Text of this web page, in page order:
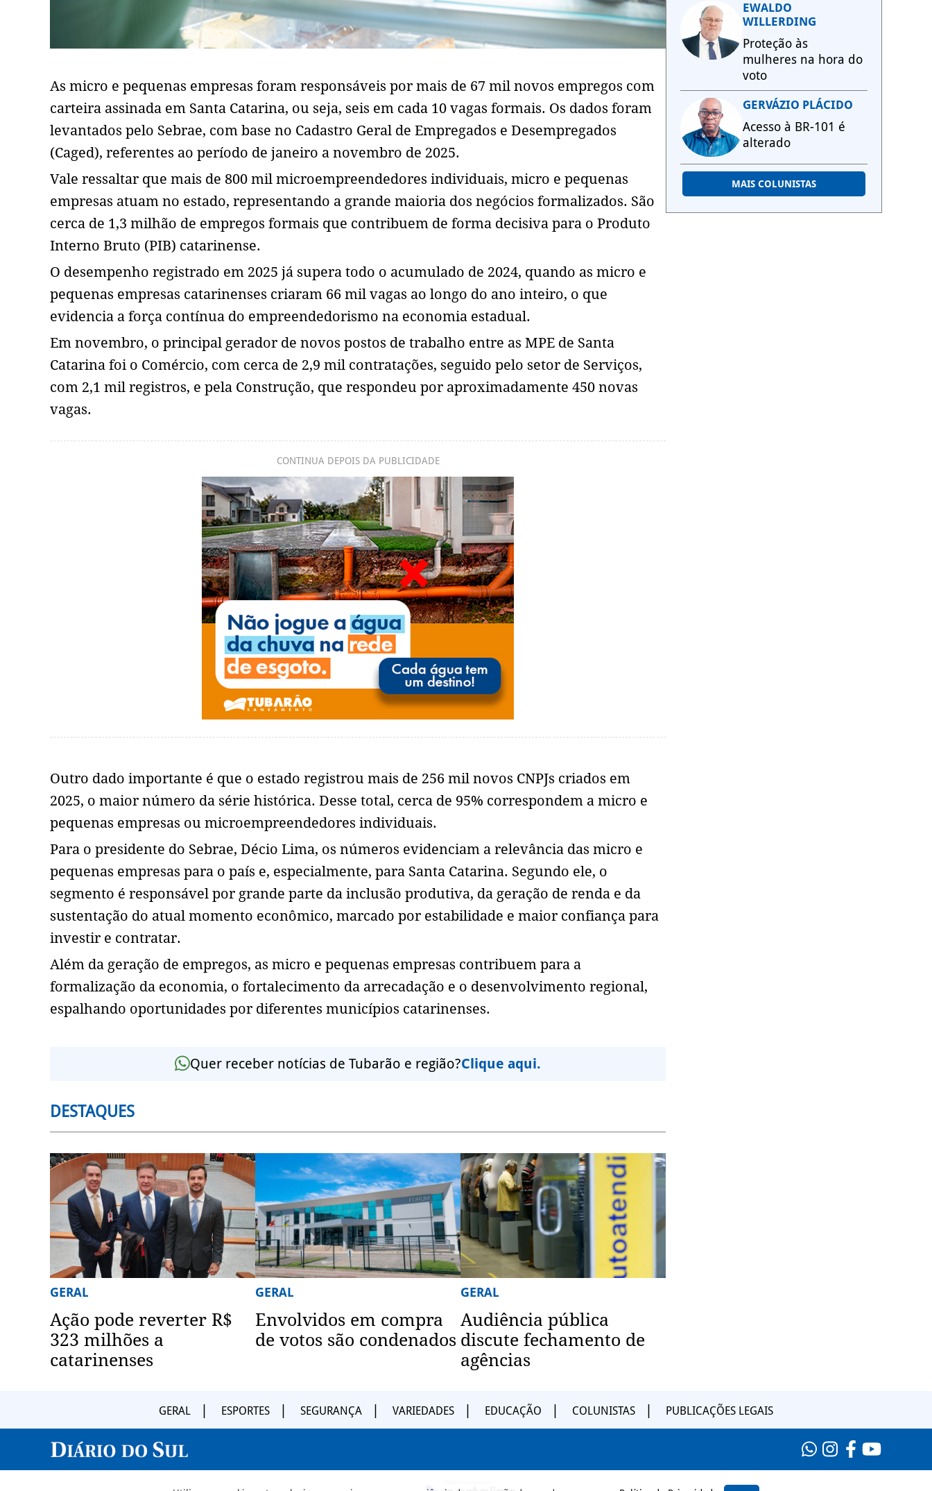
As micro e pequenas empresas foram responsáveis por mais de 67 mil novos empregos com
carteira assinada em Santa Catarina, ou seja, seis em cada 10 vagas formais. Os dados foram
levantados pelo Sebrae, com base no Cadastro Geral de Empregados e Desempregados
(Caged), referentes ao período de janeiro a novembro de 2025.
Vale ressaltar que mais de 800 mil microempreendedores individuais, micro e pequenas
empresas atuam no estado, representando a grande maioria dos negócios formalizados. São
cerca de 1,3 milhão de empregos formais que contribuem de forma decisiva para o Produto
Interno Bruto (PIB) catarinense.
O desempenho registrado em 2025 já supera todo o acumulado de 2024, quando as micro e
pequenas empresas catarinenses criaram 66 mil vagas ao longo do ano inteiro, o que
evidencia a força contínua do empreendedorismo na economia estadual.
Em novembro, o principal gerador de novos postos de trabalho entre as MPE de Santa
Catarina foi o Comércio, com cerca de 2,9 mil contratações, seguido pelo setor de Serviços,
com 2,1 mil registros, e pela Construção, que respondeu por aproximadamente 450 novas
vagas.
CONTINUA DEPOIS DA PUBLICIDADE
Outro dado importante é que o estado registrou mais de 256 mil novos CNPJs criados em
2025, o maior número da série histórica. Desse total, cerca de 95% correspondem a micro e
pequenas empresas ou microempreendedores individuais.
Para o presidente do Sebrae, Décio Lima, os números evidenciam a relevância das micro e
pequenas empresas para o país e, especialmente, para Santa Catarina. Segundo ele, o
segmento é responsável por grande parte da inclusão produtiva, da geração de renda e da
sustentação do atual momento econômico, marcado por estabilidade e maior confiança para
investir e contratar.
Além da geração de empregos, as micro e pequenas empresas contribuem para a
formalização da economia, o fortalecimento da arrecadação e o desenvolvimento regional,
espalhando oportunidades por diferentes municípios catarinenses.
Quer receber notícias de Tubarão e região?Clique aqui.
DESTAQUES
GERAL
Ação pode reverter R$
323 milhões a
catarinenses
GERAL
Envolvidos em compra
de votos são condenados
GERAL
Audiência pública
discute fechamento de
agências
EWALDO
WILLERDING
Proteção às
mulheres na hora do
voto
GERVÁZIO PLÁCIDO
Acesso à BR-101 é
alterado
MAIS COLUNISTAS
GERAL ESPORTES SEGURANÇA VARIEDADES EDUCAÇÃO COLUNISTAS PUBLICAÇÕES LEGAIS